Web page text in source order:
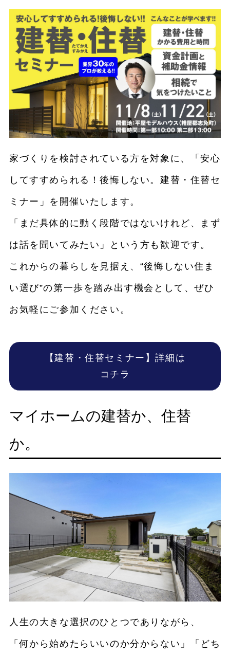
家づくりを検討されている方を対象に、「安心
してすすめられる！後悔しない。建替・住替セ
ミナー」を開催いたします。
「まだ具体的に動く段階ではないけれど、まず
は話を聞いてみたい」という方も歓迎です。
これからの暮らしを見据え、“後悔しない住ま
い選び”の第一歩を踏み出す機会として、ぜひ
お気軽にご参加ください。
【建替・住替セミナー】詳細は
コチラ
マイホームの建替か、住替
か。
人生の大きな選択のひとつでありながら、
「何から始めたらいいのか分からない」「どち